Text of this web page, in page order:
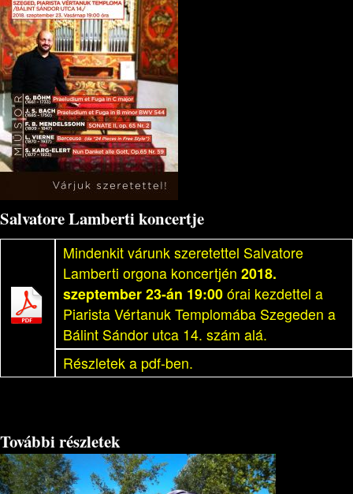
Salvatore Lamberti koncertje
Mindenkit várunk szeretettel Salvatore
Lamberti orgona koncertjén 2018.
szeptember 23-án 19:00 órai kezdettel a
Piarista Vértanuk Templomába Szegeden a
Bálint Sándor utca 14. szám alá.
Részletek a pdf-ben.
További részletek